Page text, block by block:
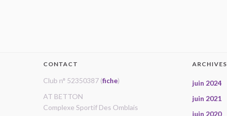
CONTACT
Club n° 52350387 (fiche)
AT BETTON
Complexe Sportif Des Omblais
ARCHIVES
juin 2024
juin 2021
juin 2020